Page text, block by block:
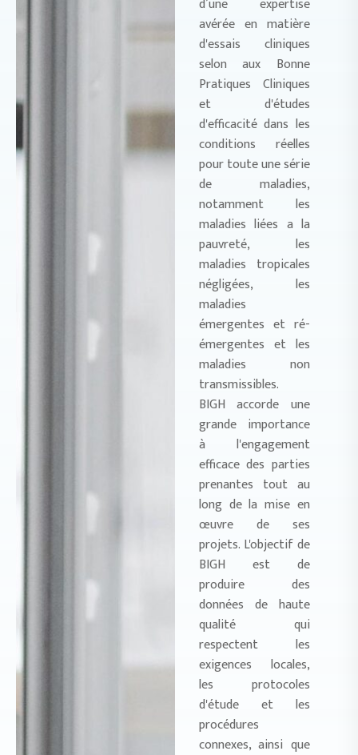
d’une expertise
avérée en matière
d'essais cliniques
selon aux Bonne
Pratiques Cliniques
et d'études
d'efficacité dans les
conditions réelles
pour toute une série
de maladies,
notamment les
maladies liées a la
pauvreté, les
maladies tropicales
négligées, les
maladies
émergentes et ré-
émergentes et les
maladies non
transmissibles.
BIGH accorde une
grande importance
à l'engagement
efficace des parties
prenantes tout au
long de la mise en
œuvre de ses
projets. L'objectif de
BIGH est de
produire des
données de haute
qualité qui
respectent les
exigences locales,
les protocoles
d'étude et les
procédures
connexes, ainsi que